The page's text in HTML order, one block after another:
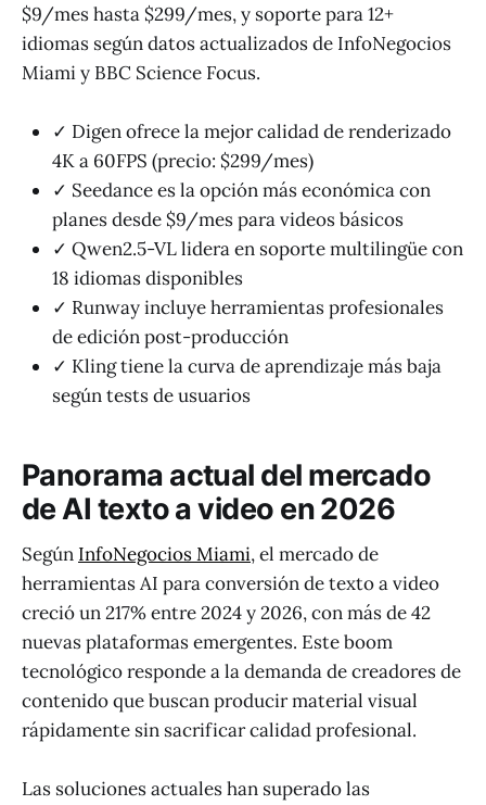
$9/mes hasta $299/mes, y soporte para 12+
idiomas según datos actualizados de InfoNegocios
Miami y BBC Science Focus.
✓ Digen ofrece la mejor calidad de renderizado
4K a 60FPS (precio: $299/mes)
✓ Seedance es la opción más económica con
planes desde $9/mes para videos básicos
✓ Qwen2.5-VL lidera en soporte multilingüe con
18 idiomas disponibles
✓ Runway incluye herramientas profesionales
de edición post-producción
✓ Kling tiene la curva de aprendizaje más baja
según tests de usuarios
Panorama actual del mercado
de AI texto a video en 2026
Según InfoNegocios Miami, el mercado de
herramientas AI para conversión de texto a video
creció un 217% entre 2024 y 2026, con más de 42
nuevas plataformas emergentes. Este boom
tecnológico responde a la demanda de creadores de
contenido que buscan producir material visual
rápidamente sin sacrificar calidad profesional.
Las soluciones actuales han superado las